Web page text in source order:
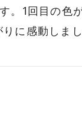
。1回目の色
に感動しま